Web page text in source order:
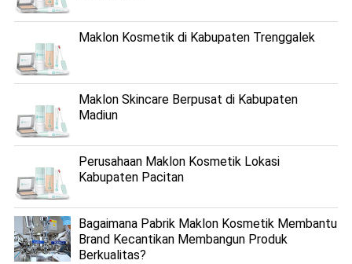
Maklon Kosmetik di Kabupaten Trenggalek
Maklon Skincare Berpusat di Kabupaten
Madiun
Perusahaan Maklon Kosmetik Lokasi
Kabupaten Pacitan
Bagaimana Pabrik Maklon Kosmetik Membantu
Brand Kecantikan Membangun Produk
Berkualitas?